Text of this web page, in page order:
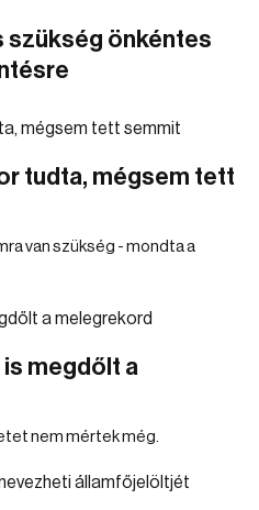
szükség önkéntes
tudta, mégsem tett
van szükség - mondta a
megdőlt a
nem mértek még.